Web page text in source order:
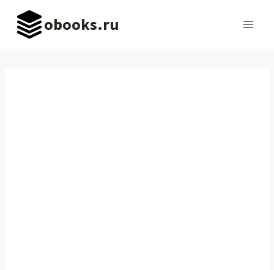
Перейти
содержимому
obooks.ru